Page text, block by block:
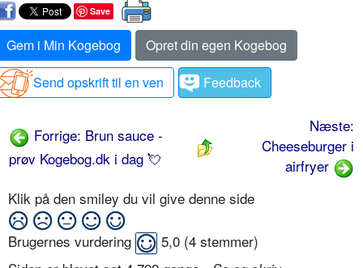
Save
Gem i Min Kogebog
Opret din egen Kogebog
Send opskrift til en ven
Feedback
Forrige: Brun sauce -
prøv Kogebog.dk i dag 💘
Næste:
Cheeseburger i
airfryer
Klik på den smiley du vil give denne side
Brugernes vurdering 5,0 (4 stemmer)